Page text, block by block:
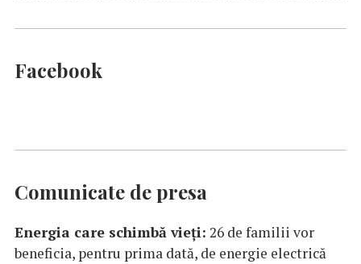
Facebook
Comunicate de presa
Energia care schimbă vieți: 26 de familii vor
beneficia, pentru prima dată, de energie electrică